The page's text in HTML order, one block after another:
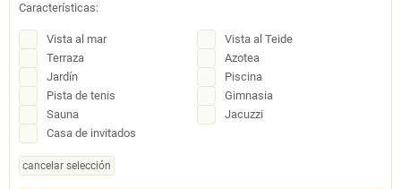
Características:
Vista al mar
Vista al Teide
Terraza
Azotea
Jardín
Piscina
Pista de tenis
Gimnasia
Sauna
Jacuzzi
Casa de invitados
cancelar selección